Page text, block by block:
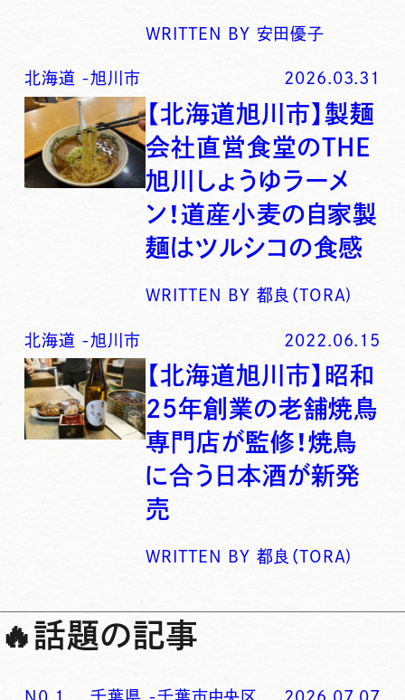
WRITTEN BY 安田優子
北海道 -旭川市 2026.03.31
【北海道旭川市】製麺
会社直営食堂のTHE
旭川しょうゆラーメ
ン！道産小麦の自家製
麺はツルシコの食感
WRITTEN BY 都良（TORA)
北海道 -旭川市 2022.06.15
【北海道旭川市】昭和
25年創業の老舗焼鳥
専門店が監修！焼鳥
に合う日本酒が新発
売
WRITTEN BY 都良（TORA)
🔥話題の記事
N0. 1 千葉県 -千葉市中央区 2026.07.07